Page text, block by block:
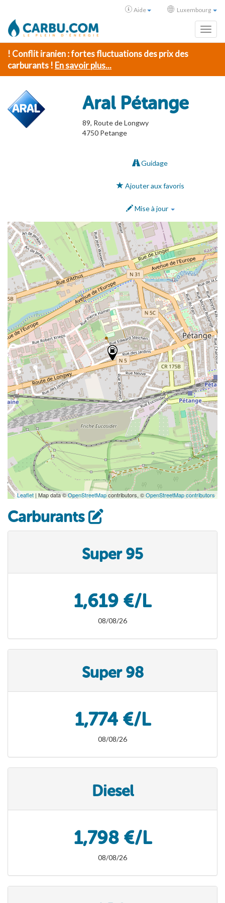
Aide Luxembourg
! Conflit iranien : fortes fluctuations des prix des
carburants ! En savoir plus...
Aral Pétange
89, Route de Longwy
4750 Petange
Guidage
Ajouter aux favoris
Mise à jour
Leaflet | Map data ©OpenStreetMapcontributors, ©OpenStreetMap contributors
Carburants
Super 95
1,619 €/L
08/08/26
Super 98
1,774 €/L
08/08/26
Diesel
1,798 €/L
08/08/26